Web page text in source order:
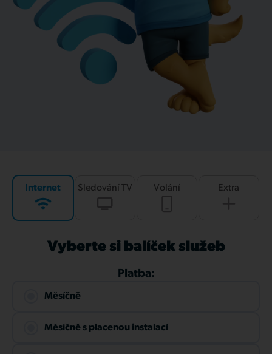
Internet Sledování TV Volání Extra
Vyberte si balíček služeb
Platba:
Měsíčně
Měsíčně s placenou instalací